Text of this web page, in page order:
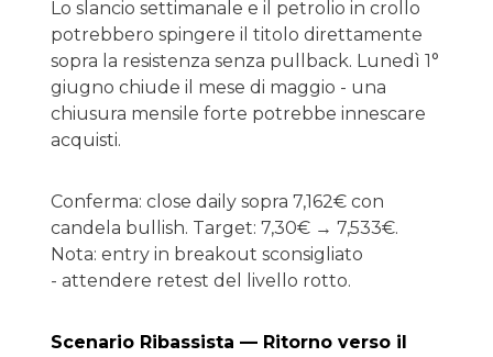
Lo slancio settimanale e il petrolio in crollo
potrebbero spingere il titolo direttamente
sopra la resistenza senza pullback. Lunedì 1°
giugno chiude il mese di maggio - una
chiusura mensile forte potrebbe innescare
acquisti.
Conferma: close daily sopra 7,162€ con
candela bullish. Target: 7,30€ → 7,533€.
Nota: entry in breakout sconsigliato
- attendere retest del livello rotto.
Scenario Ribassista — Ritorno verso il